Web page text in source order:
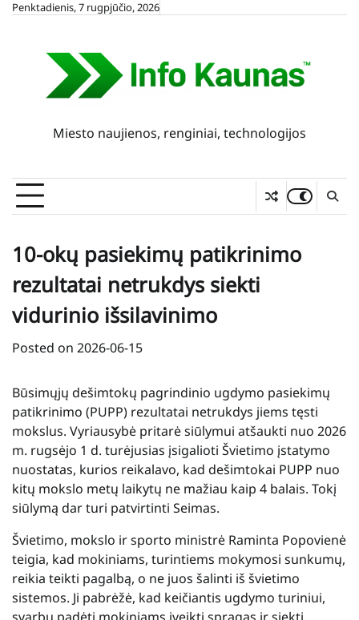
SkipPenktadienis, 7 rugpjūčio, 2026
Miesto naujienos, renginiai, technologijos
10-okų pasiekimų patikrinimo
rezultatai netrukdys siekti
vidurinio išsilavinimo
Posted on 2026-06-15
Būsimųjų dešimtokų pagrindinio ugdymo pasiekimų
patikrinimo (PUPP) rezultatai netrukdys jiems tęsti
mokslus. Vyriausybė pritarė siūlymui atšaukti nuo 2026
m. rugsėjo 1 d. turėjusias įsigalioti Švietimo įstatymo
nuostatas, kurios reikalavo, kad dešimtokai PUPP nuo
kitų mokslo metų laikytų ne mažiau kaip 4 balais. Tokį
siūlymą dar turi patvirtinti Seimas.
Švietimo, mokslo ir sporto ministrė Raminta Popovienė
teigia, kad mokiniams, turintiems mokymosi sunkumų,
reikia teikti pagalbą, o ne juos šalinti iš švietimo
sistemos. Ji pabrėžė, kad keičiantis ugdymo turiniui,